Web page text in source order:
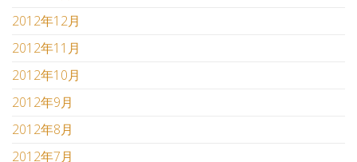
2012年12月
2012年11月
2012年10月
2012年9月
2012年8月
2012年7月